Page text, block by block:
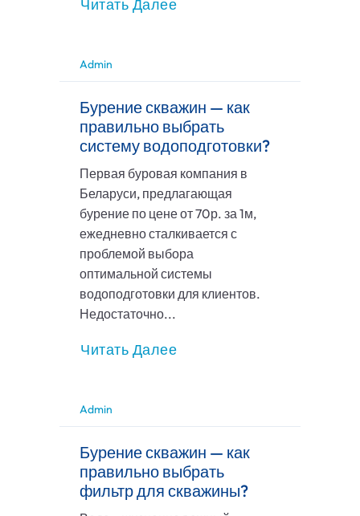
Читать Далее
Admin
Бурение скважин — как
правильно выбрать
систему водоподготовки?
Первая буровая компания в
Беларуси, предлагающая
бурение по цене от 70р. за 1м,
ежедневно сталкивается с
проблемой выбора
оптимальной системы
водоподготовки для клиентов.
Недостаточно...
Читать Далее
Admin
Бурение скважин — как
правильно выбрать
фильтр для скважины?